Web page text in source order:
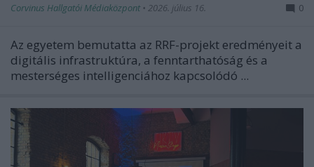
Corvinus Hallgatói Médiaközpont • 2026. július 16. 0
Az egyetem bemutatta az RRF-projekt eredményeit a
digitális infrastruktúra, a fenntarthatóság és a
mesterséges intelligenciához kapcsolódó ...